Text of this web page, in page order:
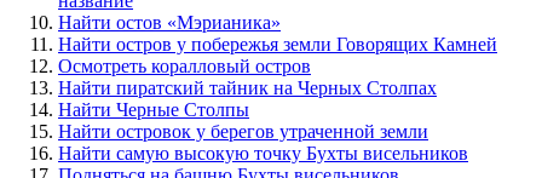
Найти остов «Мэрианика»
Найти остров у побережья земли Говорящих Камней
Осмотреть коралловый остров
Найти пиратский тайник на Черных Столпах
Найти Черные Столпы
Найти островок у берегов утраченной земли
Найти самую высокую точку Бухты висельников